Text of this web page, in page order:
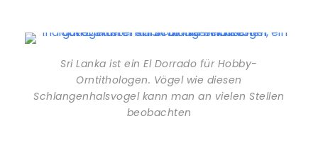
Sri Lanka ist ein El Dorrado für Hobby-
Orntithologen. Vögel wie diesen
Schlangenhalsvogel kann man an vielen Stellen
beobachten